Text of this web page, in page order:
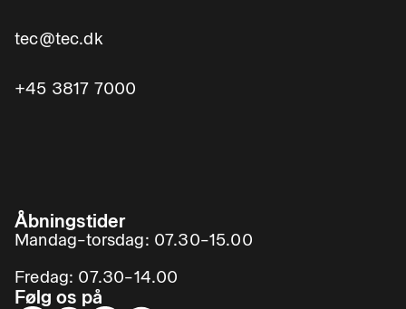
tec@tec.dk
+45 3817 7000
Åbningstider
Mandag–torsdag: 07.30–15.00
Fredag: 07.30–14.00
Følg os på